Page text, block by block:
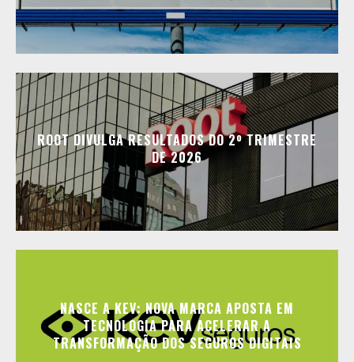
ROOT DIVULGA RESULTADOS DO 2º TRIMESTRE
DE 2026
NASCE A KEV: NOVA MARCA APOSTA EM
TECNOLOGIA PARA ACELERAR A
TRANSFORMAÇÃO DOS SEGUROS DIGITAIS